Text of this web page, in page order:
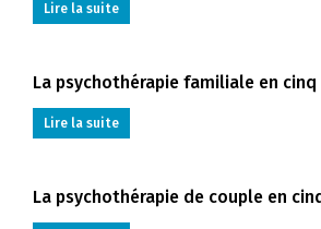
Lire la suite
La psychothérapie familiale en
Lire la suite
La psychothérapie de couple en